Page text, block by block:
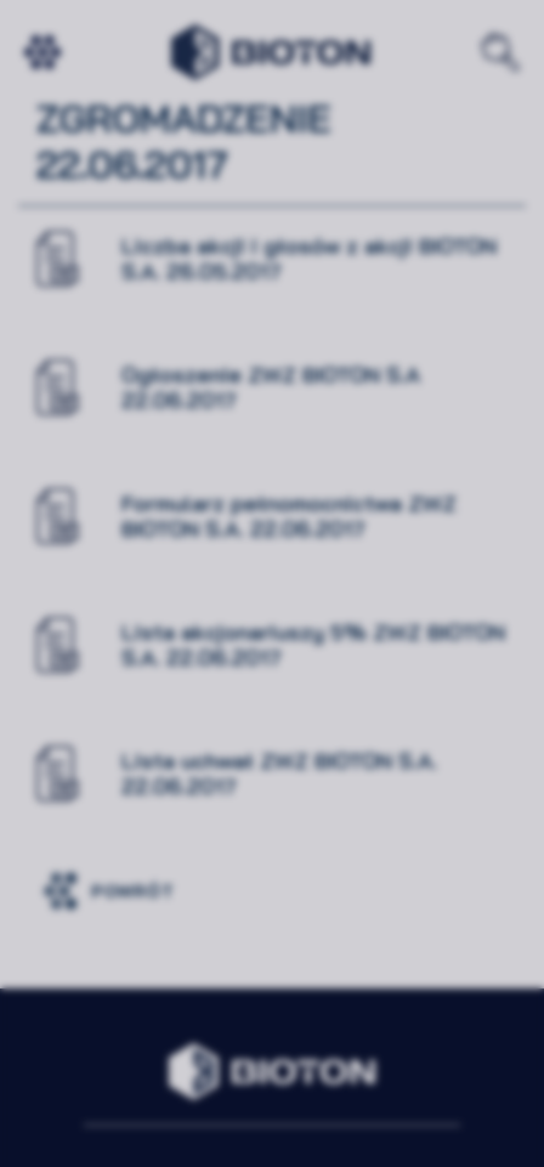
Niezbędne
aktywne
ZWYCZAJNE WALNE
ZGROMADZENIE
22.06.2017
Liczba akcji i głosów z akcji BIOTON
S.A. 26.05.2017
Ogłoszenie ZWZ BIOTON S.A
22.06.2017
Formularz pełnomocnictwa ZWZ
BIOTON S.A. 22.06.2017
Lista akcjonariuszy 5% ZWZ BIOTON
S.A. 22.06.2017
Lista uchwał ZWZ BIOTON S.A.
22.06.2017
POWRÓT